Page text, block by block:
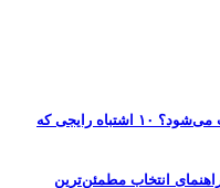
چرا باتری خودرو زودتر از موعد خراب می‌شود؟ ۱۰ اشتباه رایجی که
انتخاب مطمئن‌ترین